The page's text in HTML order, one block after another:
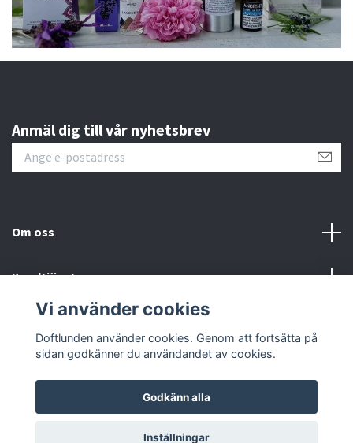
Anmäl dig till vår nyhetsbrev
Om oss
Kundtjänst
© 2026 Doftlunden
Vi använder cookies
Doftlunden använder cookies. Genom att fortsätta på
sidan godkänner du användandet av cookies.
Godkänn alla
Inställningar